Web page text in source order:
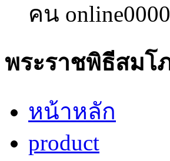
คน online
พระราชพิธีสมโ
หน้าหลัก
product